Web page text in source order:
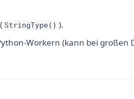
StringType() ).
Workern (kann bei großen